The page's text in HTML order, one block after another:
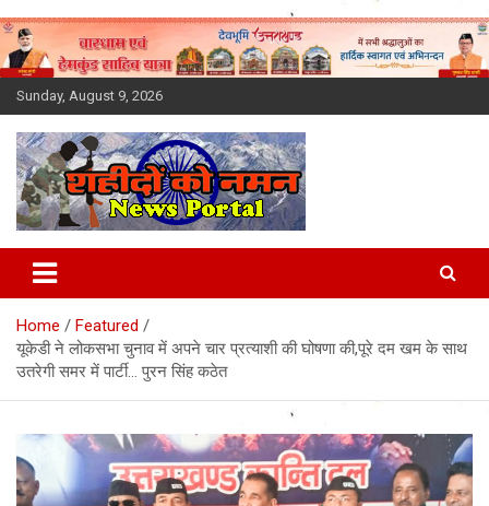
Skip
to
content
Sunday, August 9, 2026
Latest News Today, Breaking
News, Uttarakhand News in
Hindi
Home
Featured
यूकेडी ने लोकसभा चुनाव में अपने चार प्रत्याशी की घोषणा की,पूरे दम खम के साथ
उतरेगी समर में पार्टी… पुरन सिंह कठेत